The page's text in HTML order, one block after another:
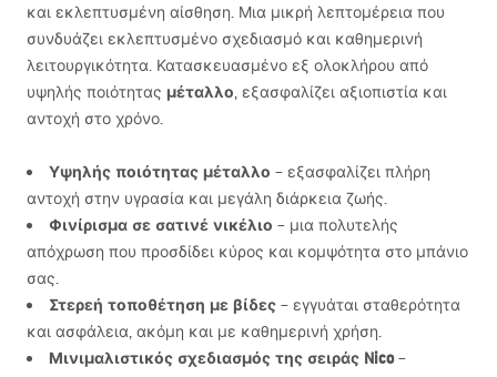
και εκλεπτυσμένη αίσθηση. Μια μικρή λεπτομέρεια που
συνδυάζει εκλεπτυσμένο σχεδιασμό και καθημερινή
λειτουργικότητα. Κατασκευασμένο εξ ολοκλήρου από
υψηλής ποιότητας μέταλλο, εξασφαλίζει αξιοπιστία και
αντοχή στο χρόνο.
Υψηλής ποιότητας μέταλλο – εξασφαλίζει πλήρη
αντοχή στην υγρασία και μεγάλη διάρκεια ζωής.
Φινίρισμα σε σατινέ νικέλιο – μια πολυτελής
απόχρωση που προσδίδει κύρος και κομψότητα στο μπάνιο
σας.
Στερεή τοποθέτηση με βίδες – εγγυάται σταθερότητα
και ασφάλεια, ακόμη και με καθημερινή χρήση.
Μινιμαλιστικός σχεδιασμός της σειράς Nico–